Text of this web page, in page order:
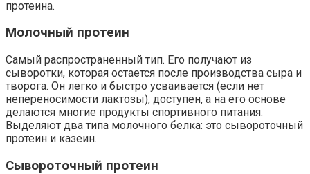
протеина.
Молочный протеин
Самый распространенный тип. Его получают из
сыворотки, которая остается после производства сыра и
творога. Он легко и быстро усваивается (если нет
непереносимости лактозы), доступен, а на его основе
делаются многие продукты спортивного питания.
Выделяют два типа молочного белка: это сывороточный
протеин и казеин.
Сывороточный протеин